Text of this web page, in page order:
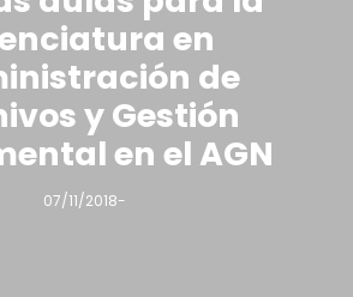
en
de
y Gestión
en el AGN
07/11/2018-